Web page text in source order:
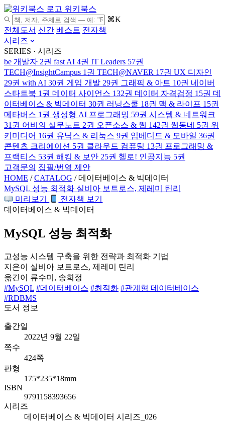
위키북스
⌘K
전체도서 신간 베스트 전자책
시리즈
SERIES · 시리즈
be 개발자 2권 fast AI 4권 IT Leaders 57권
TECH@InsightCampus 1권 TECH@NAVER 17권 UX 디자인
29권 with AI 30권 게임 개발 29권 그래픽 & 아트 10권 네이버
스타트북 1권 데이터 사이언스 132권 데이터 자격검정 15권 데
이터베이스 & 빅데이터 30권 러닝스쿨 18권 맥 & 라이프 15권
메타버스 1권 생성형 AI 프로그래밍 59권 시스템 & 네트워크
31권 어비의 실무노트 2권 오픈소스 & 웹 142권 웹동네 5권 위
키미디어 16권 유닉스 & 리눅스 9권 임베디드 & 모바일 36권
콘텐츠 크리에이션 5권 클라우드 컴퓨팅 13권 프로그래밍 &
프랙티스 53권 해킹 & 보안 25권 헬로! 인공지능 5권
고객문의 집필/번역 제안
HOME / CATALOG / 데이터베이스 & 빅데이터
MySQL 성능 최적화 실비아 보트로스, 제레미 틴리
미리보기
전자책 보기
데이터베이스 & 빅데이터
MySQL 성능 최적화
고성능 시스템 구축을 위한 전략과 최적화 기법
지은이
실비아 보트로스, 제레미 틴리
옮긴이
류수미, 송희정
#MySQL #데이터베이스 #최적화 #관계형 데이터베이스
#RDBMS
도서 정보
출간일
2022년 9월 22일
쪽수
424쪽
판형
175*235*18mm
ISBN
9791158393656
시리즈
데이터베이스 & 빅데이터 시리즈_026